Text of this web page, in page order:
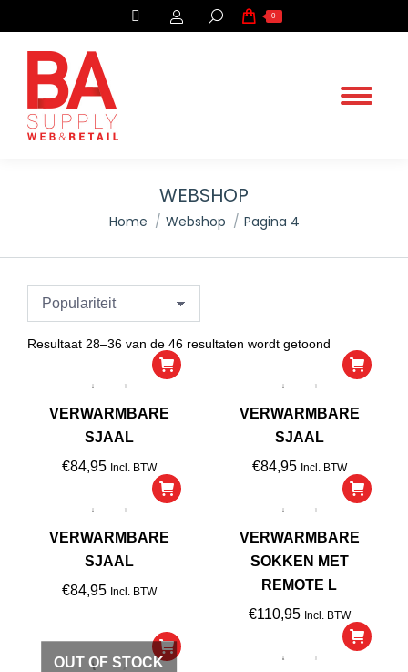
Search: 0
WEBSHOP
You are here:
Home Webshop Pagina 4
Resultaat 28–36 van de 46 resultaten wordt getoond
op
VERWARMBARE
SJAAL
€84,95 Incl. BTW
VERWARMBARE
SJAAL
€84,95 Incl. BTW
VERWARMBARE
SJAAL
€84,95 Incl. BTW
VERWARMBARE
SOKKEN MET
REMOTE L
€110,95 Incl. BTW
OUT OF STOCK